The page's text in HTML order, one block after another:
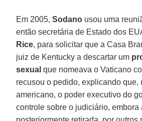
Em 2005,Sodano usou uma
então secretária de Estado dos
Rice, para solicitar que a Casa
juiz de Kentucky a descartar um
sexual que nomeava o Vaticano
recusou o pedido, explicando que,
americano, o poder executivo do
controle sobre o judiciário, embora